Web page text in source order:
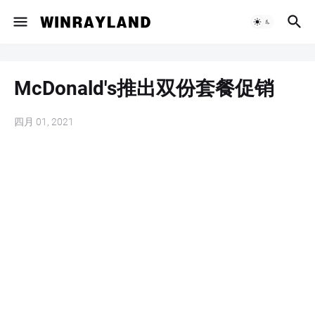
McDonald's推出双份套餐促销
四月 01, 2021